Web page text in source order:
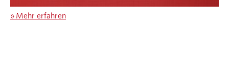
» Mehr erfahren